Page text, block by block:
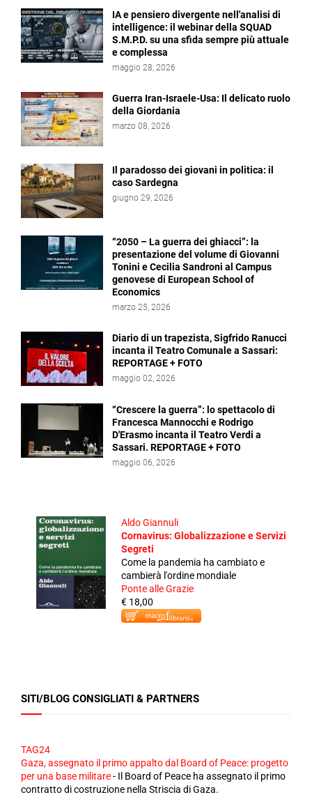
IA e pensiero divergente nell'analisi di
intelligence: il webinar della SQUAD
S.M.P.D. su una sfida sempre più attuale
e complessa
maggio 28, 2026
Guerra Iran-Israele-Usa: Il delicato ruolo
della Giordania
marzo 08, 2026
Il paradosso dei giovani in politica: il
caso Sardegna
giugno 29, 2026
“2050 – La guerra dei ghiacci”: la
presentazione del volume di Giovanni
Tonini e Cecilia Sandroni al Campus
genovese di European School of
Economics
marzo 25, 2026
Diario di un trapezista, Sigfrido Ranucci
incanta il Teatro Comunale a Sassari:
REPORTAGE + FOTO
maggio 02, 2026
“Crescere la guerra”: lo spettacolo di
Francesca Mannocchi e Rodrigo
D'Erasmo incanta il Teatro Verdi a
Sassari. REPORTAGE + FOTO
maggio 06, 2026
Aldo Giannuli
Cornavirus: Globalizzazione e Servizi
Segreti
Come la pandemia ha cambiato e
cambierà l'ordine mondiale
Ponte alle Grazie
€ 18,00
SITI/BLOG CONSIGLIATI & PARTNERS
TAG24
Gaza, assegnato il primo appalto dal Board of Peace: progetto
per una base militare- Il Board of Peace ha assegnato il primo
contratto di costruzione nella Striscia di Gaza.